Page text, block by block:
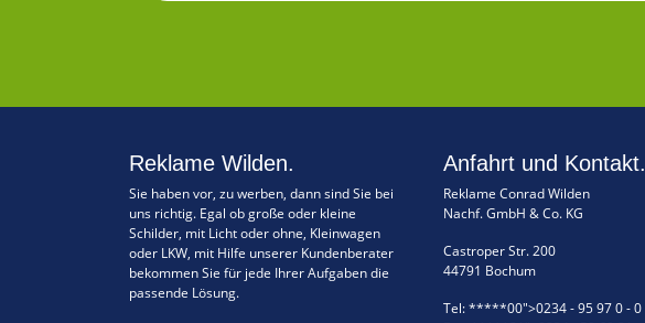
Reklame Wilden.
Sie haben vor, zu werben, dann sind Sie bei
uns richtig. Egal ob große oder kleine
Schilder, mit Licht oder ohne, Kleinwagen
oder LKW, mit Hilfe unserer Kundenberater
bekommen Sie für jede Ihrer Aufgaben die
passende Lösung.
Anfahrt und Kontakt.
Reklame Conrad Wilden
Nachf. GmbH & Co. KG
Castroper Str. 200
44791 Bochum
Tel:*****00">0234 - 95 97 0 - 0